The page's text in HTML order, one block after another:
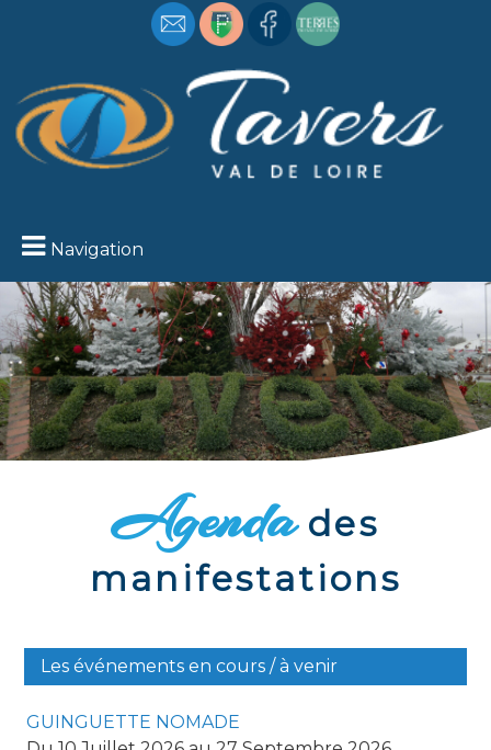
Navigation
Agendades
manifestations
Les événements en cours / à venir
GUINGUETTE NOMADE